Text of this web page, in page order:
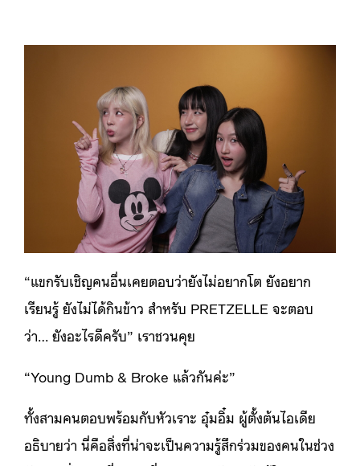
“แขกรับเชิญคนอื่นเคยตอบว่ายังไม่อยากโต ยังอยาก
เรียนรู้ ยังไม่ได้กินข้าว สำหรับ PRETZELLE จะตอบ
ว่า… ยังอะไรดีครับ” เราชวนคุย
“Young Dumb & Broke แล้วกันค่ะ”
ทั้งสามคนตอบพร้อมกับหัวเราะ อุ๋มอิ๋ม ผู้ตั้งต้นไอเดีย
อธิบายว่า นี่คือสิ่งที่น่าจะเป็นความรู้สึกร่วมของคนในช่วง